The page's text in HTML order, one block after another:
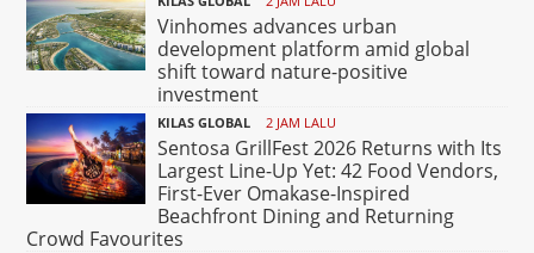
Vinhomes advances urban
development platform amid global
shift toward nature-positive
investment
KILAS GLOBAL 2 JAM LALU
Sentosa GrillFest 2026 Returns with Its
Largest Line-Up Yet: 42 Food Vendors,
First-Ever Omakase-Inspired
Beachfront Dining and Returning
Crowd Favourites